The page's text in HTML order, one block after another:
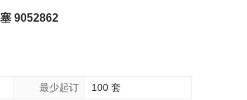
9052862
最少起订
100 套